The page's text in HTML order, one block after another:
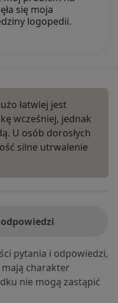
się moja
logopedii.
łatwiej jest
wcześniej, jednak
U osób dorosłych
silne utrwalenie
pytania i odpowiedzi,
charakter
nie mogą zastąpić